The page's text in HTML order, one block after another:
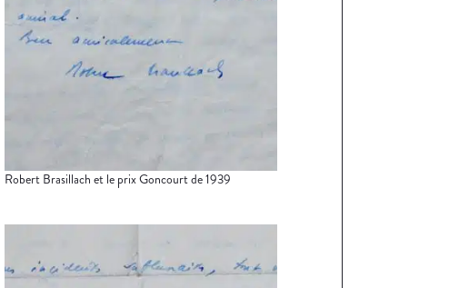
Robert Brasillach et le prix Goncourt de 1939